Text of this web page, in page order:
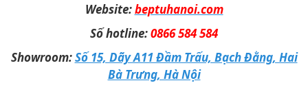
Website:beptuhanoi.com
Số hotline:0866 584 584
Showroom:Số 15, Dãy A11 Đầm Trấu, Bạch Đằng, Hai
Bà Trưng, Hà Nội